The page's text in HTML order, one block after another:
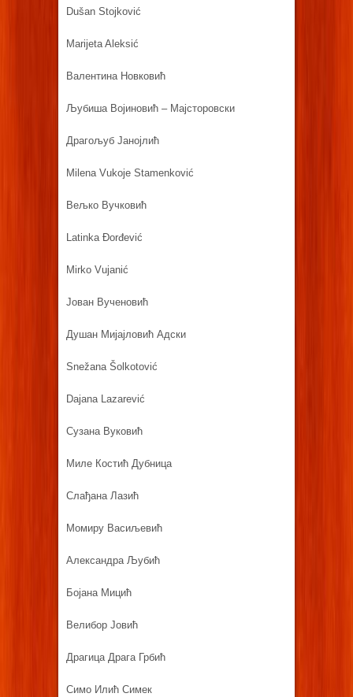
Dušan Stojković
Marijeta Aleksić
Валентина Новковић
Љубиша Војиновић – Мајсторовски
Драгољуб Јанојлић
Milena Vukoje Stamenković
Вељко Вучковић
Latinka Đorđević
Mirko Vujanić
Јован Вученовић
Душан Мијајловић Адски
Snežana Šolkotović
Dajana Lazarević
Сузана Вуковић
Миле Костић Дубница
Слађана Лазић
Момиру Васиљевић
Александра Љубић
Бојана Мицић
Велибор Јовић
Драгица Драга Грбић
Симо Илић Симек